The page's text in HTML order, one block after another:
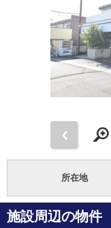
所在地
施設周辺の物件